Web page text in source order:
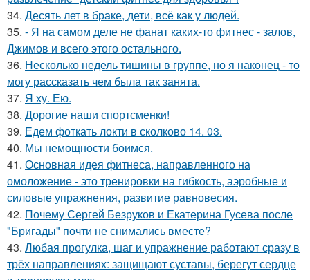
34. Десять лет в браке, дети, всё как у людей.
35. - Я на самом деле не фанат каких-то фитнес - залов,
Джимов и всего этого остального.
36. Несколько недель тишины в группе, но я наконец - то
могу рассказать чем была так занята.
37. Я ху. Ею.
38. Дорогие наши спортсменки!
39. Едем фоткать локти в сколково 14. 03.
40. Мы немощности боимся.
41. Основная идея фитнеса, направленного на
омоложение - это тренировки на гибкость, аэробные и
силовые упражнения, развитие равновесия.
42. Почему Сергей Безруков и Екатерина Гусева после
"Бригады" почти не снимались вместе?
43. Любая прогулка, шаг и упражнение работают сразу в
трёх направлениях: защищают суставы, берегут сердце